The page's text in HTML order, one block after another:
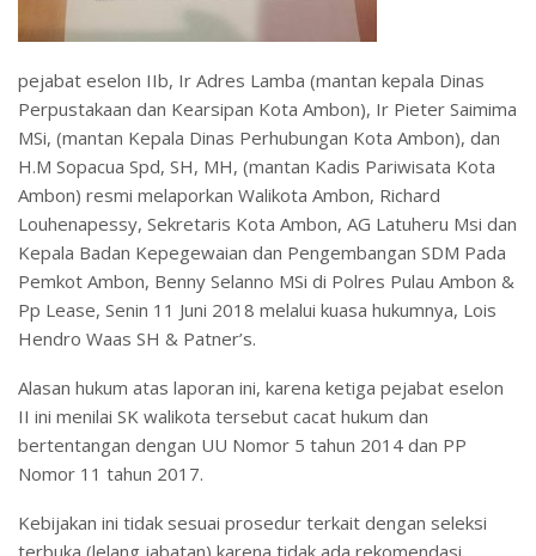
pejabat eselon IIb, Ir Adres Lamba (mantan kepala Dinas
Perpustakaan dan Kearsipan Kota Ambon), Ir Pieter Saimima
MSi, (mantan Kepala Dinas Perhubungan Kota Ambon), dan
H.M Sopacua Spd, SH, MH, (mantan Kadis Pariwisata Kota
Ambon) resmi melaporkan Walikota Ambon, Richard
Louhenapessy, Sekretaris Kota Ambon, AG Latuheru Msi dan
Kepala Badan Kepegewaian dan Pengembangan SDM Pada
Pemkot Ambon, Benny Selanno MSi di Polres Pulau Ambon &
Pp Lease, Senin 11 Juni 2018 melalui kuasa hukumnya, Lois
Hendro Waas SH & Patner’s.
Alasan hukum atas laporan ini, karena ketiga pejabat eselon
II ini menilai SK walikota tersebut cacat hukum dan
bertentangan dengan UU Nomor 5 tahun 2014 dan PP
Nomor 11 tahun 2017.
Kebijakan ini tidak sesuai prosedur terkait dengan seleksi